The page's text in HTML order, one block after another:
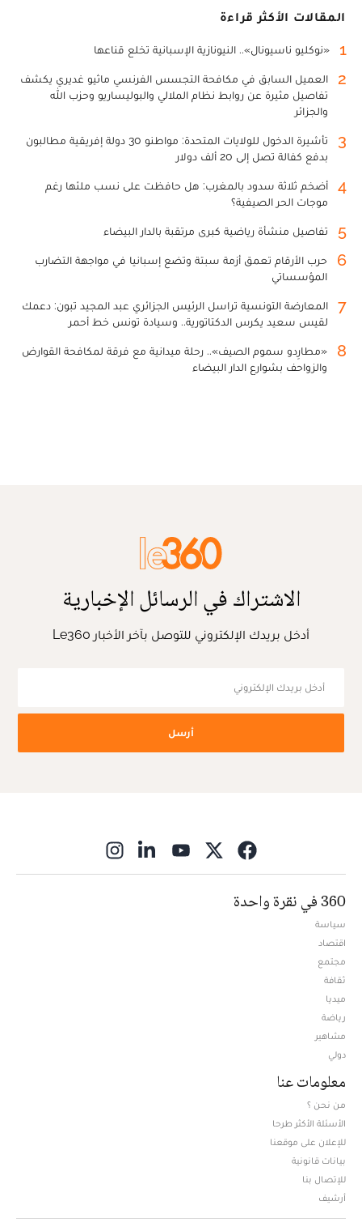
المقالات الأكثر قراءة
1 «نوكليو ناسيونال».. النيونازية الإسبانية تخلع قناعها
2
العميل السابق في مكافحة التجسس الفرنسي ماثيو غديري يكشف
تفاصيل مثيرة عن روابط نظام الملالي والبوليساريو وحزب الله
والجزائر
3
تأشيرة الدخول للولايات المتحدة: مواطنو 30 دولة إفريقية مطالبون
بدفع كفالة تصل إلى 20 ألف دولار
4
أضخم ثلاثة سدود بالمغرب: هل حافظت على نسب ملئها رغم
موجات الحر الصيفية؟
5 تفاصيل منشأة رياضية كبرى مرتقبة بالدار البيضاء
6
حرب الأرقام تعمق أزمة سبتة وتضع إسبانيا في مواجهة التضارب
المؤسساتي
7
المعارضة التونسية تراسل الرئيس الجزائري عبد المجيد تبون: دعمك
لقيس سعيد يكرس الدكتاتورية.. وسيادة تونس خط أحمر
8
«مطارِدو سموم الصيف».. رحلة ميدانية مع فرقة لمكافحة القوارض
والزواحف بشوارع الدار البيضاء
الاشتراك في الرسائل الإخبارية
أدخل بريدك الإلكتروني للتوصل بآخر الأخبار Le360
أرسل
360 في نقرة واحدة
سياسة
اقتصاد
مجتمع
ثقافة
ميديا
رياضة
مشاهير
دولي
معلومات عنا
من نحن ؟
الأسئلة الأكثر طرحا
للإعلان على موقعنا
بيانات قانونية
للإتصال بنا
أرشيف